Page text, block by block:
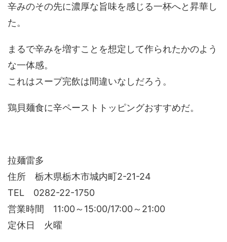
辛みのその先に濃厚な旨味を感じる一杯へと昇華し
た。
まるで辛みを増すことを想定して作られたかのよう
な一体感。
これはスープ完飲は間違いなしだろう。
鶏貝麺食に辛ペーストトッピングおすすめだ。
拉麺雷多
住所 栃木県栃木市城内町2-21-24
TEL 0282-22-1750
営業時間 11:00～15:00/17:00～21:00
定休日 火曜